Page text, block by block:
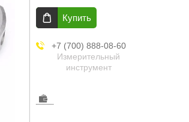
Купить
+7 (700) 888-08-60
Измерительный
инструмент